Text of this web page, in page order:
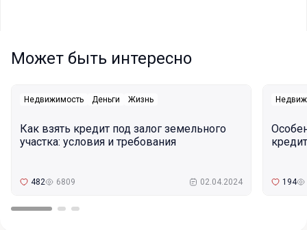
Может быть интересно
Недвижимость Деньги Жизнь
Как взять кредит под залог земельного
участка: условия и требования
482 6809 02.04.2024 194